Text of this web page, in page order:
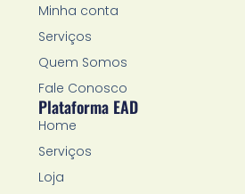
Minha conta
Serviços
Quem Somos
Fale Conosco
Plataforma EAD
Home
Serviços
Loja